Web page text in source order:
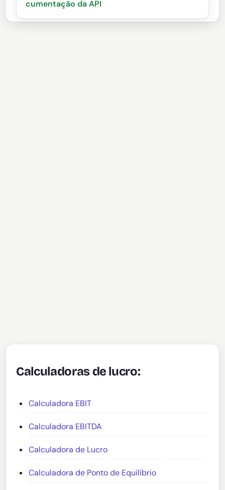
cumentação da API
Calculadoras de lucro:
Calculadora EBIT
Calculadora EBITDA
Calculadora de Lucro
Calculadora de Ponto de Equilíbrio